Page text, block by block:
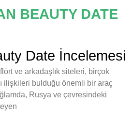
BEAUTY DATE
Date İncelemesi
ve arkadaşlık siteleri, birçok
ilişkileri bulduğu önemli bir araç
Rusya ve çevresindeki